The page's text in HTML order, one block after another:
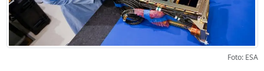
Foto: ESA